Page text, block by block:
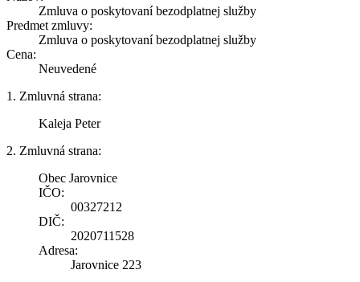
Zmluva o poskytovaní bezodplatnej služby
Predmet zmluvy:
Zmluva o poskytovaní bezodplatnej služby
Cena:
Neuvedené
1. Zmluvná strana:
Kaleja Peter
2. Zmluvná strana:
Obec Jarovnice
IČO:
00327212
DIČ:
2020711528
Adresa:
Jarovnice 223